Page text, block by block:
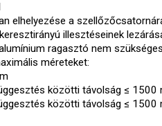
elhelyezése a
illesztéseinek
ragasztó nem szükséges
méreteket:
közötti távolság ≤ 1500
közötti távolság ≤ 1500